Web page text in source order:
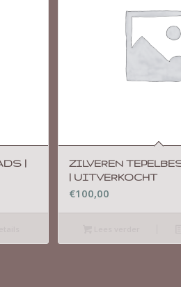
|
ZILVEREN
| UITVERKOCHT
€100,00